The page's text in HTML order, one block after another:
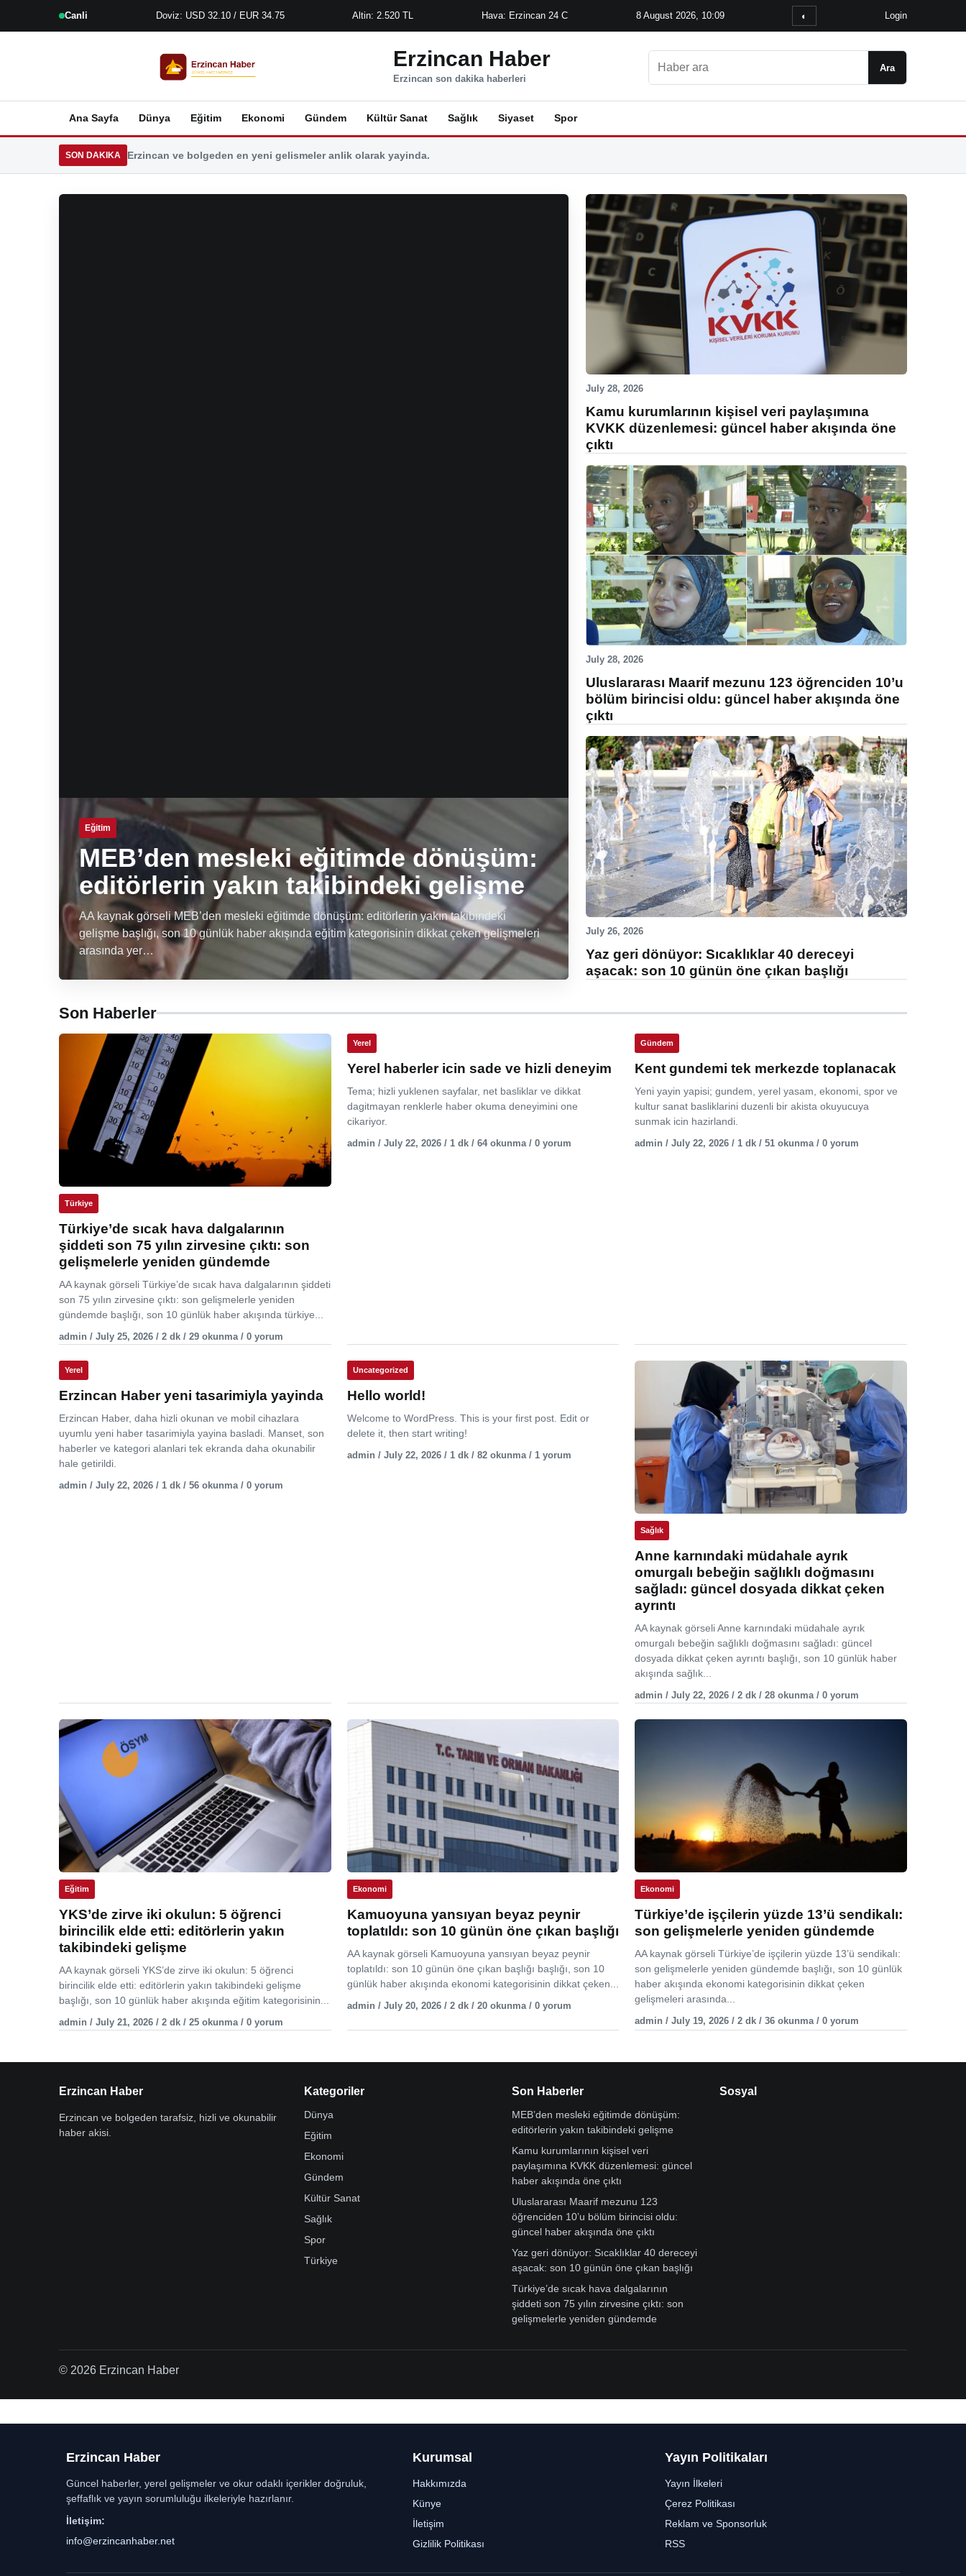
Canli Doviz: USD 32.10 / EUR 34.75 Altin: 2.520 TL Hava: Erzincan 24 C 8 August 2026, 10:09 ◐ Login
Erzincan Haber
Erzincan son dakika haberleri
Ara
Ana Sayfa Dünya Eğitim Ekonomi Gündem Kültür Sanat Sağlık Siyaset Spor
SON DAKIKA Erzincan ve bolgeden en yeni gelismeler anlik olarak yayinda.
Eğitim
MEB’den mesleki eğitimde dönüşüm:
editörlerin yakın takibindeki gelişme
AA kaynak görseli MEB’den mesleki eğitimde dönüşüm: editörlerin yakın takibindeki
gelişme başlığı, son 10 günlük haber akışında eğitim kategorisinin dikkat çeken gelişmeleri
arasında yer…
July 28, 2026
Kamu kurumlarının kişisel veri paylaşımına
KVKK düzenlemesi: güncel haber akışında öne
çıktı
July 28, 2026
Uluslararası Maarif mezunu 123 öğrenciden 10’u
bölüm birincisi oldu: güncel haber akışında öne
çıktı
July 26, 2026
Yaz geri dönüyor: Sıcaklıklar 40 dereceyi
aşacak: son 10 günün öne çıkan başlığı
Son Haberler
Türkiye
Türkiye’de sıcak hava dalgalarının
şiddeti son 75 yılın zirvesine çıktı: son
gelişmelerle yeniden gündemde
AA kaynak görseli Türkiye’de sıcak hava dalgalarının şiddeti
son 75 yılın zirvesine çıktı: son gelişmelerle yeniden
gündemde başlığı, son 10 günlük haber akışında türkiye...
admin / July 25, 2026 / 2 dk / 29 okunma / 0 yorum
Yerel
Yerel haberler icin sade ve hizli deneyim
Tema; hizli yuklenen sayfalar, net basliklar ve dikkat
dagitmayan renklerle haber okuma deneyimini one
cikariyor.
admin / July 22, 2026 / 1 dk / 64 okunma / 0 yorum
Gündem
Kent gundemi tek merkezde toplanacak
Yeni yayin yapisi; gundem, yerel yasam, ekonomi, spor ve
kultur sanat basliklarini duzenli bir akista okuyucuya
sunmak icin hazirlandi.
admin / July 22, 2026 / 1 dk / 51 okunma / 0 yorum
Yerel
Erzincan Haber yeni tasarimiyla yayinda
Erzincan Haber, daha hizli okunan ve mobil cihazlara
uyumlu yeni haber tasarimiyla yayina basladi. Manset, son
haberler ve kategori alanlari tek ekranda daha okunabilir
hale getirildi.
admin / July 22, 2026 / 1 dk / 56 okunma / 0 yorum
Uncategorized
Hello world!
Welcome to WordPress. This is your first post. Edit or
delete it, then start writing!
admin / July 22, 2026 / 1 dk / 82 okunma / 1 yorum
Sağlık
Anne karnındaki müdahale ayrık
omurgalı bebeğin sağlıklı doğmasını
sağladı: güncel dosyada dikkat çeken
ayrıntı
AA kaynak görseli Anne karnındaki müdahale ayrık
omurgalı bebeğin sağlıklı doğmasını sağladı: güncel
dosyada dikkat çeken ayrıntı başlığı, son 10 günlük haber
akışında sağlık...
admin / July 22, 2026 / 2 dk / 28 okunma / 0 yorum
Eğitim
YKS’de zirve iki okulun: 5 öğrenci
birincilik elde etti: editörlerin yakın
takibindeki gelişme
AA kaynak görseli YKS’de zirve iki okulun: 5 öğrenci
birincilik elde etti: editörlerin yakın takibindeki gelişme
başlığı, son 10 günlük haber akışında eğitim kategorisinin...
admin / July 21, 2026 / 2 dk / 25 okunma / 0 yorum
Ekonomi
Kamuoyuna yansıyan beyaz peynir
toplatıldı: son 10 günün öne çıkan başlığı
AA kaynak görseli Kamuoyuna yansıyan beyaz peynir
toplatıldı: son 10 günün öne çıkan başlığı başlığı, son 10
günlük haber akışında ekonomi kategorisinin dikkat çeken...
admin / July 20, 2026 / 2 dk / 20 okunma / 0 yorum
Ekonomi
Türkiye’de işçilerin yüzde 13’ü sendikalı:
son gelişmelerle yeniden gündemde
AA kaynak görseli Türkiye’de işçilerin yüzde 13’ü sendikalı:
son gelişmelerle yeniden gündemde başlığı, son 10 günlük
haber akışında ekonomi kategorisinin dikkat çeken
gelişmeleri arasında...
admin / July 19, 2026 / 2 dk / 36 okunma / 0 yorum
Erzincan Haber
Erzincan ve bolgeden tarafsiz, hizli ve okunabilir
haber akisi.
Kategoriler
Dünya
Eğitim
Ekonomi
Gündem
Kültür Sanat
Sağlık
Spor
Türkiye
Son Haberler
MEB’den mesleki eğitimde dönüşüm:
editörlerin yakın takibindeki gelişme
Kamu kurumlarının kişisel veri
paylaşımına KVKK düzenlemesi: güncel
haber akışında öne çıktı
Uluslararası Maarif mezunu 123
öğrenciden 10’u bölüm birincisi oldu:
güncel haber akışında öne çıktı
Yaz geri dönüyor: Sıcaklıklar 40 dereceyi
aşacak: son 10 günün öne çıkan başlığı
Türkiye’de sıcak hava dalgalarının
şiddeti son 75 yılın zirvesine çıktı: son
gelişmelerle yeniden gündemde
Sosyal
© 2026 Erzincan Haber
Erzincan Haber
Güncel haberler, yerel gelişmeler ve okur odaklı içerikler doğruluk,
şeffaflık ve yayın sorumluluğu ilkeleriyle hazırlanır.
İletişim:
info@erzincanhaber.net
Kurumsal
Hakkımızda
Künye
İletişim
Gizlilik Politikası
Yayın Politikaları
Yayın İlkeleri
Çerez Politikası
Reklam ve Sponsorluk
RSS